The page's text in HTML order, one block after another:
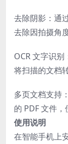
去除阴影：通
去除因拍摄角
OCR 文字识
将扫描的文档
多页文档支持
的 PDF 文件，
使用说明
在智能手机上